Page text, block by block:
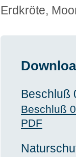
Erdkröte,
Beschluß
Beschluß
PDF